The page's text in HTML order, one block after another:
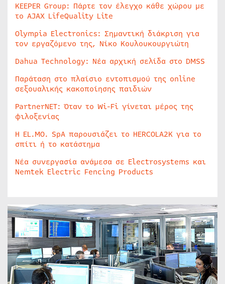
KEEPER Group: Πάρτε τον έλεγχο κάθε χώρου με
το AJAX LifeQuality Lite
Olympia Electronics: Σημαντική διάκριση για
τον εργαζόμενο της, Νίκο Κουλουκουργιώτη
Dahua Technology: Νέα αρχική σελίδα στο DMSS
Παράταση στο πλαίσιο εντοπισμού της online
σεξουαλικής κακοποίησης παιδιών
PartnerNET: Όταν το Wi-Fi γίνεται μέρος της
φιλοξενίας
Η EL.MO. SpA παρουσιάζει το HERCOLA2K για το
σπίτι ή το κατάστημα
Νέα συνεργασία ανάμεσα σε Electrosystems και
Nemtek Electric Fencing Products